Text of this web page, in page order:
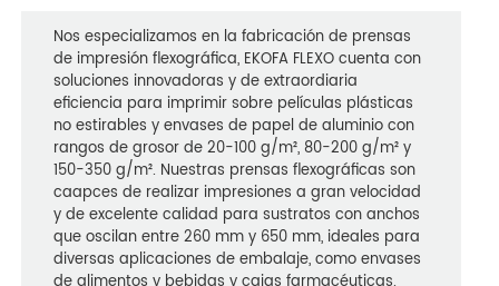
Nos especializamos en la fabricación de prensas
de impresión flexográfica, EKOFA FLEXO cuenta con
soluciones innovadoras y de extraordiaria
eficiencia para imprimir sobre películas plásticas
no estirables y envases de papel de aluminio con
rangos de grosor de 20-100 g/m², 80-200 g/m² y
150-350 g/m². Nuestras prensas flexográficas son
caapces de realizar impresiones a gran velocidad
y de excelente calidad para sustratos con anchos
que oscilan entre 260 mm y 650 mm, ideales para
diversas aplicaciones de embalaje, como envases